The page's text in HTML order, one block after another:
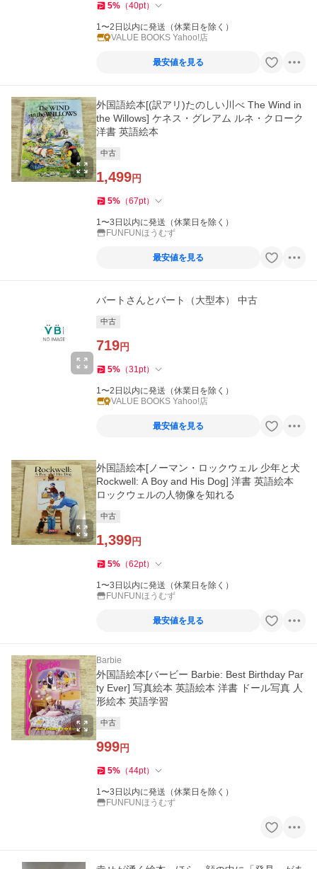
5% （40pt）
1〜2日以内に発送（休業日を除く）
VALUE BOOKS Yahoo!店
最安値を見る
外国語絵本[(訳アリ)たのしい川べ The Wind in
the Willows] ケネス・グレアム ルネ・クローク
洋書 英語絵本
中古
1,499円
5% （67pt）
1〜3日以内に発送（休業日を除く）
FUNFUNほうむず
最安値を見る
バートさんとバート（大型本） 中古
中古
719円
5% （31pt）
1〜2日以内に発送（休業日を除く）
VALUE BOOKS Yahoo!店
最安値を見る
外国語絵本[ノーマン・ロックウェル 少年と犬
Rockwell: A Boy and His Dog] 洋書 英語絵本
ロックウェルの人物像を知れる
中古
1,399円
5% （62pt）
1〜3日以内に発送（休業日を除く）
FUNFUNほうむず
最安値を見る
Barbie
外国語絵本[バービー Barbie: Best Birthday Par
ty Ever] 写真絵本 英語絵本 洋書 ドール写真 人
形絵本 英語学習
中古
999円
5% （44pt）
1〜3日以内に発送（休業日を除く）
FUNFUNほうむず